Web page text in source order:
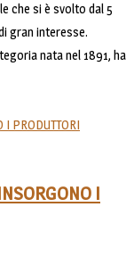
che si è svolto dal 5
gran interesse.
nata nel 1891, ha
I